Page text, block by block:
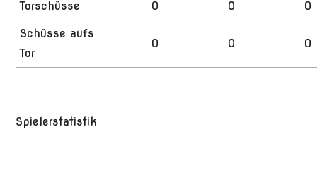
Torschüsse 0 0 0
Schüsse aufs
Tor
0 0 0
Spielerstatistik